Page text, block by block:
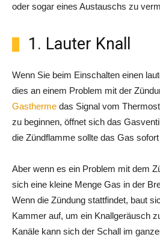
oder sogar eines Austauschs zu
1. Lauter Knall
Wenn Sie beim Einschalten einen
dies an einem Problem mit der
Gastherme das Signal vom
zu beginnen, öffnet sich das
die Zündflamme sollte das Gas
Aber wenn es ein Problem mit dem
sich eine kleine Menge Gas in der
Wenn die Zündung stattfindet, baut
Kammer auf, um ein Knallgeräusch
Kanäle kann sich der Schall im